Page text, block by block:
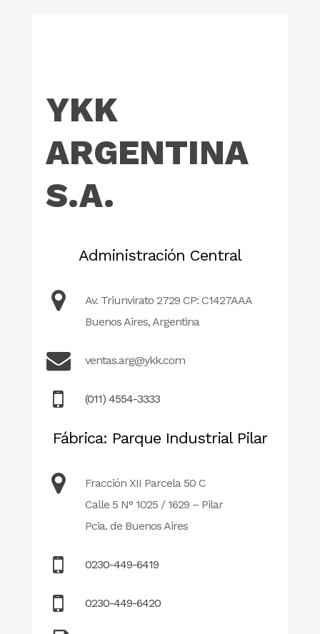
YKK
ARGENTINA
S.A.
Administración Central
Av. Triunvirato 2729 CP: C1427AAA
Buenos Aires, Argentina
ventas.arg@ykk.com
(011) 4554-3333
Fábrica: Parque Industrial Pilar
Fracción XII Parcela 50 C
Calle 5 N° 1025 / 1629 – Pilar
Pcia. de Buenos Aires
0230-449-6419
0230-449-6420